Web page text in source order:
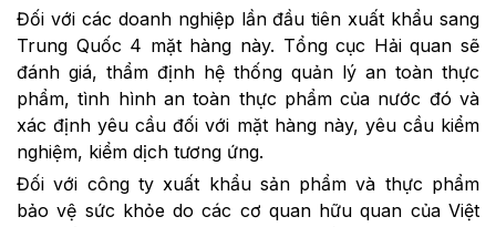
Đối với các doanh nghiệp lần đầu tiên xuất khẩu sang
Trung Quốc 4 mặt hàng này. Tổng cục Hải quan sẽ
đánh giá, thẩm định hệ thống quản lý an toàn thực
phẩm, tình hình an toàn thực phẩm của nước đó và
xác định yêu cầu đối với mặt hàng này, yêu cầu kiểm
nghiệm, kiểm dịch tương ứng.
Đối với công ty xuất khẩu sản phẩm và thực phẩm
bảo vệ sức khỏe do các cơ quan hữu quan của Việt